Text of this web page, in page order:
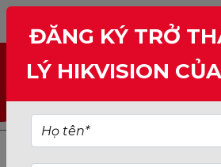
ĐĂNG KÝ TRỞ
LÝ HIKVISION